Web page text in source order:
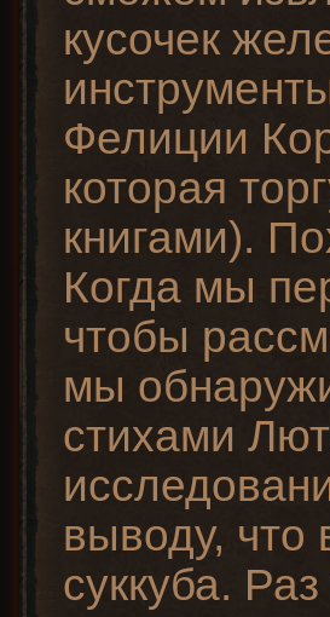
кусочек
Фелиции
которая
книгами).
Когда мы
чтобы
мы
стихами
выводу, что
суккуба.